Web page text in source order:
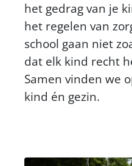
het gedrag van je
het regelen van
school gaan niet
dat elk kind recht
Samen vinden we
kind én gezin.